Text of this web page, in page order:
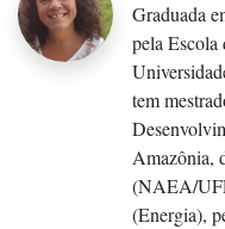
Graduada
pela Escola
tem
Amazônia,
(NAEA/
(Energia),